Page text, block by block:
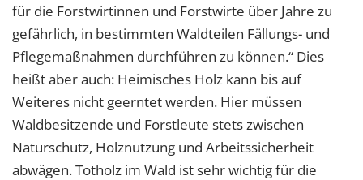
für die Forstwirtinnen und Forstwirte über Jahre zu
gefährlich, in bestimmten Waldteilen Fällungs- und
Pflegemaßnahmen durchführen zu können.“ Dies
heißt aber auch: Heimisches Holz kann bis auf
Weiteres nicht geerntet werden. Hier müssen
Waldbesitzende und Forstleute stets zwischen
Naturschutz, Holznutzung und Arbeitssicherheit
abwägen. Totholz im Wald ist sehr wichtig für die